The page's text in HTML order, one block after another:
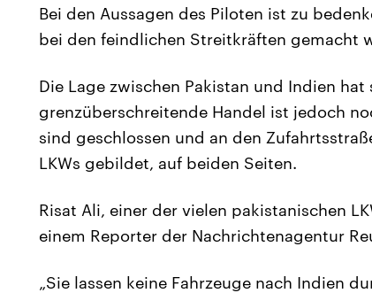
Bei den Aussagen des Piloten ist zu
bei den feindlichen Streitkräften gemacht
Die Lage zwischen Pakistan und Indien
grenzüberschreitende Handel ist jedoch
sind geschlossen und an den
LKWs gebildet, auf beiden Seiten.
Risat Ali, einer der vielen pakistanischen
einem Reporter der Nachrichtenagentur
„Sie lassen keine Fahrzeuge nach Indien